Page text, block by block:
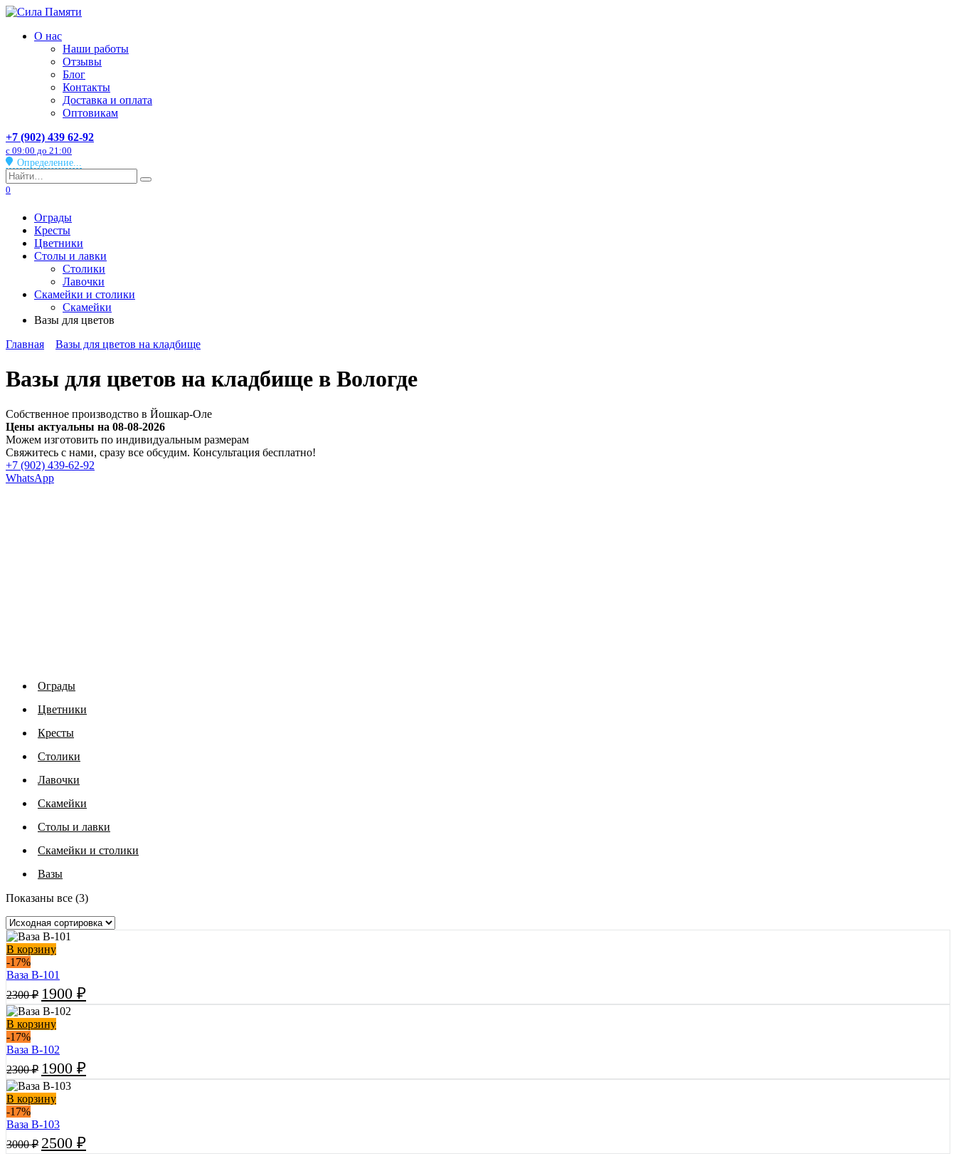
Перейти
содержанию
О нас
Наши работы
Отзывы
Блог
Контакты
Доставка и оплата
Оптовикам
+7 (902) 439 62-92
с 09:00 до 21:00
Определение...
Search
for:
0
Ограды
Кресты
Цветники
Столы и лавки
Столики
Лавочки
Скамейки и столики
Скамейки
Вазы для цветов
Главная
Вазы для цветов на кладбище
Вазы для цветов на кладбище в Вологде
Собственное производство в Йошкар-Оле
Цены актуальны на 08-08-2026
Можем изготовить по индивидуальным размерам
Cвяжитесь с нами, сразу все обсудим. Консультация бесплатно!
+7 (902) 439-62-92
WhatsApp
Ограды
Цветники
Кресты
Столики
Лавочки
Скамейки
Столы и лавки
Скамейки и столики
Вазы
Показаны все (3)
В корзину
-17%
Ваза В-101
2300₽
Первоначальная
цена
составляла
2300 ₽.
1900 ₽цена:
В корзину
-17%
Ваза В-102
2300₽
Первоначальная
цена
составляла
2300 ₽.
1900 ₽цена:
В корзину
-17%
Ваза В-103
3000₽
Первоначальная
цена
2500 ₽цена: